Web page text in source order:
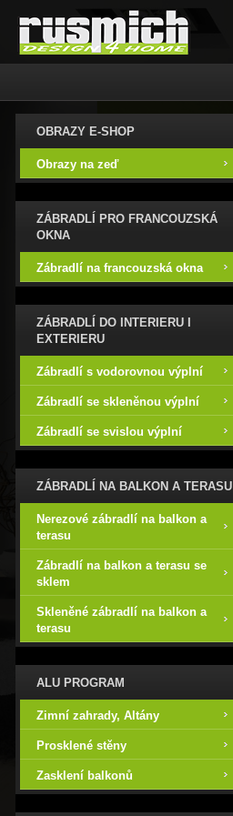
OBRAZY E-SHOP
Obrazy na zeď
ZÁBRADLÍ PRO FRANCOUZSKÁ
OKNA
Zábradlí na francouzská okna
ZÁBRADLÍ DO INTERIERU I
EXTERIERU
Zábradlí s vodorovnou výplní
Zábradlí se skleněnou výplní
Zábradlí se svislou výplní
ZÁBRADLÍ NA BALKON A TERASU
Nerezové zábradlí na balkon a
terasu
Zábradlí na balkon a terasu se
sklem
Skleněné zábradlí na balkon a
terasu
ALU PROGRAM
Zimní zahrady, Altány
Prosklené stěny
Zasklení balkonů